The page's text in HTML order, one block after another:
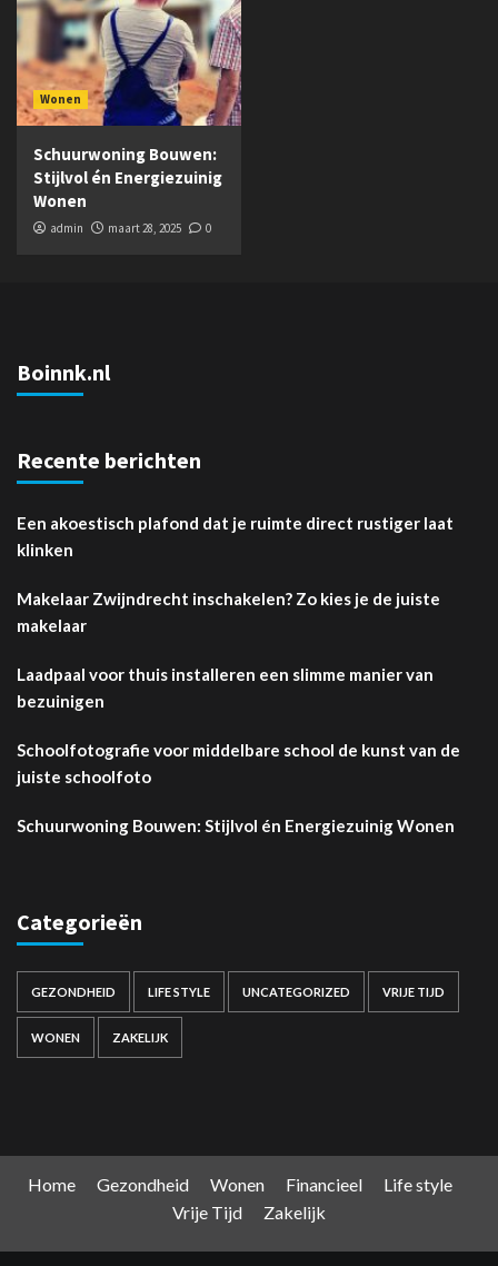
Wonen
Schuurwoning Bouwen:
Stijlvol én Energiezuinig
Wonen
admin maart 28, 2025 0
Boinnk.nl
Recente berichten
Een akoestisch plafond dat je ruimte direct rustiger laat
klinken
Makelaar Zwijndrecht inschakelen? Zo kies je de juiste
makelaar
Laadpaal voor thuis installeren een slimme manier van
bezuinigen
Schoolfotografie voor middelbare school de kunst van de
juiste schoolfoto
Schuurwoning Bouwen: Stijlvol én Energiezuinig Wonen
Categorieën
GEZONDHEID LIFE STYLE UNCATEGORIZED VRIJE TIJD
WONEN ZAKELIJK
Home Gezondheid Wonen Financieel
Life style
Vrije Tijd
Zakelijk